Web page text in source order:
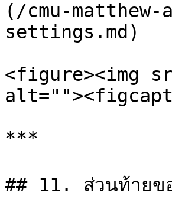
(/cmu-
settings.md)
<figure><img
***
## 11. ส่วนท้าย